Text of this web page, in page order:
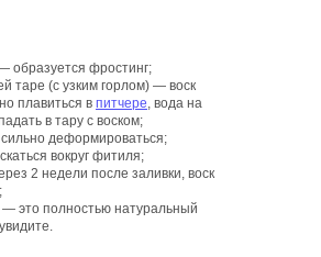
образуется фростинг;
таре (с узким горлом) — воск
плавиться в питчере, вода на
в тару с воском;
деформироваться;
вокруг фитиля;
2 недели после заливки, воск
это полностью натуральный